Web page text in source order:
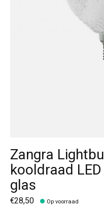
Zangra
kooldraad
glas
€28,50 Op voorraad